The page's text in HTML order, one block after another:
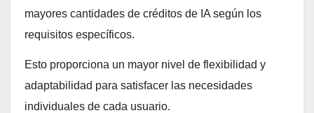
mayores cantidades de créditos de IA según los
requisitos específicos.
Esto proporciona un mayor nivel de flexibilidad y
adaptabilidad para satisfacer las necesidades
individuales de cada usuario.